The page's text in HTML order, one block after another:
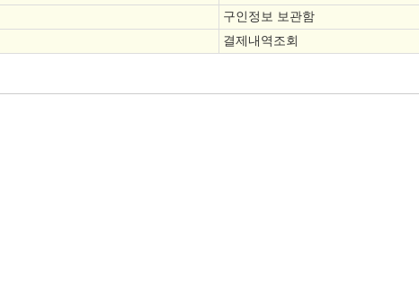
구인정보 보관함
결제내역조회